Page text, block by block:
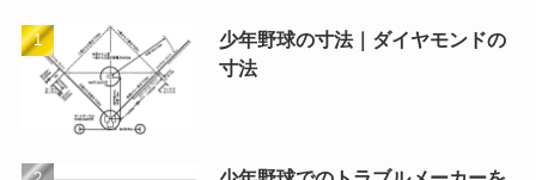
少年野球の寸法｜ダイヤモンドの
寸法